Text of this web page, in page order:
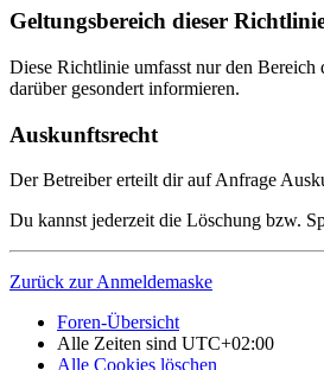
Geltungsbereich dieser
Diese Richtlinie umfasst nur den Bereich
darüber gesondert informieren.
Auskunftsrecht
Der Betreiber erteilt dir auf Anfrage
Du kannst jederzeit die Löschung bzw.
Zurück zur Anmeldemaske
Foren-Übersicht
Alle Zeiten sind UTC+02:00
Alle Cookies löschen